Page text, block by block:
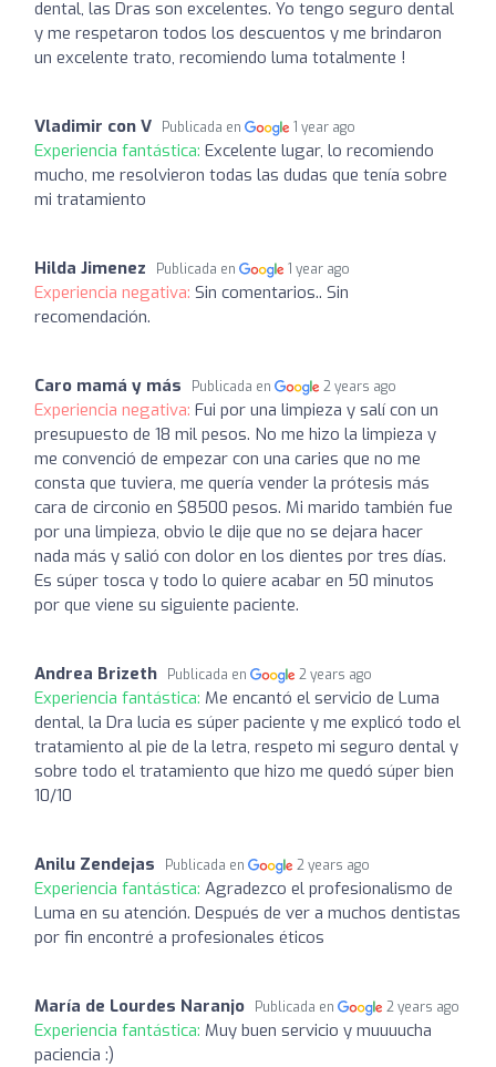
dental, las Dras son excelentes. Yo tengo seguro dental
y me respetaron todos los descuentos y me brindaron
un excelente trato, recomiendo luma totalmente !
Vladimir con V Publicada en 1 year ago
Experiencia fantástica: Excelente lugar, lo recomiendo
mucho, me resolvieron todas las dudas que tenía sobre
mi tratamiento
Hilda Jimenez Publicada en 1 year ago
Experiencia negativa: Sin comentarios.. Sin
recomendación.
Caro mamá y más Publicada en 2 years ago
Experiencia negativa: Fui por una limpieza y salí con un
presupuesto de 18 mil pesos. No me hizo la limpieza y
me convenció de empezar con una caries que no me
consta que tuviera, me quería vender la prótesis más
cara de circonio en $8500 pesos. Mi marido también fue
por una limpieza, obvio le dije que no se dejara hacer
nada más y salió con dolor en los dientes por tres días.
Es súper tosca y todo lo quiere acabar en 50 minutos
por que viene su siguiente paciente.
Andrea Brizeth Publicada en 2 years ago
Experiencia fantástica: Me encantó el servicio de Luma
dental, la Dra lucia es súper paciente y me explicó todo el
tratamiento al pie de la letra, respeto mi seguro dental y
sobre todo el tratamiento que hizo me quedó súper bien
10/10
Anilu Zendejas Publicada en 2 years ago
Experiencia fantástica: Agradezco el profesionalismo de
Luma en su atención. Después de ver a muchos dentistas
por fin encontré a profesionales éticos
María de Lourdes Naranjo Publicada en 2 years ago
Experiencia fantástica: Muy buen servicio y muuuucha
paciencia :)